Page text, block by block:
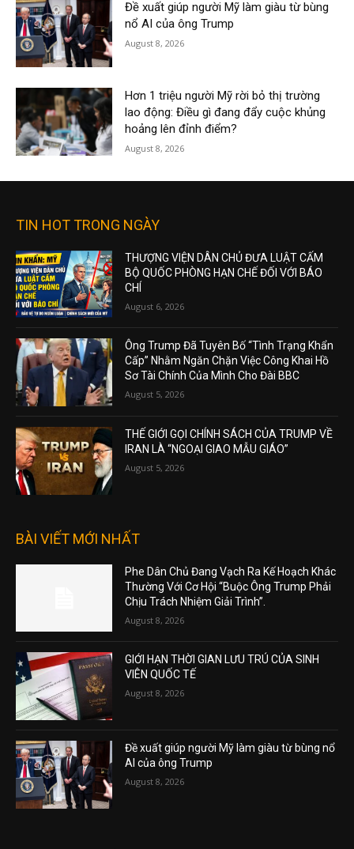
Đề xuất giúp người Mỹ làm giàu từ bùng
nổ AI của ông Trump
August 8, 2026
Hơn 1 triệu người Mỹ rời bỏ thị trường
lao động: Điều gì đang đẩy cuộc khủng
hoảng lên đỉnh điểm?
August 8, 2026
TIN HOT TRONG NGÀY
THƯỢNG VIỆN DÂN CHỦ ĐƯA LUẬT CẤM
BỘ QUỐC PHÒNG HẠN CHẾ ĐỐI VỚI BÁO
CHÍ
August 6, 2026
Ông Trump Đã Tuyên Bố “Tình Trạng Khẩn
Cấp” Nhằm Ngăn Chặn Việc Công Khai Hồ
Sơ Tài Chính Của Mình Cho Đài BBC
August 5, 2026
THẾ GIỚI GỌI CHÍNH SÁCH CỦA TRUMP VỀ
IRAN LÀ “NGOẠI GIAO MẪU GIÁO”
August 5, 2026
BÀI VIẾT MỚI NHẤT
Phe Dân Chủ Đang Vạch Ra Kế Hoạch Khác
Thường Với Cơ Hội “Buộc Ông Trump Phải
Chịu Trách Nhiệm Giải Trình”.
August 8, 2026
GIỚI HẠN THỜI GIAN LƯU TRÚ CỦA SINH
VIÊN QUỐC TẾ
August 8, 2026
Đề xuất giúp người Mỹ làm giàu từ bùng nổ
AI của ông Trump
August 8, 2026